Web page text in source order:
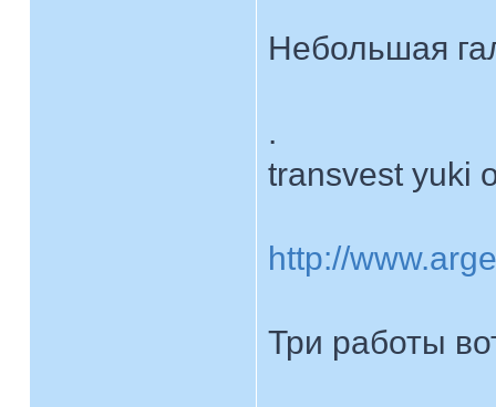
Небольшая
.
transvest yuki
http://
Три работы